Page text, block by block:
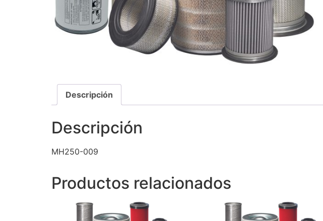
Descripción
Descripción
MH250-009
Productos relacionados